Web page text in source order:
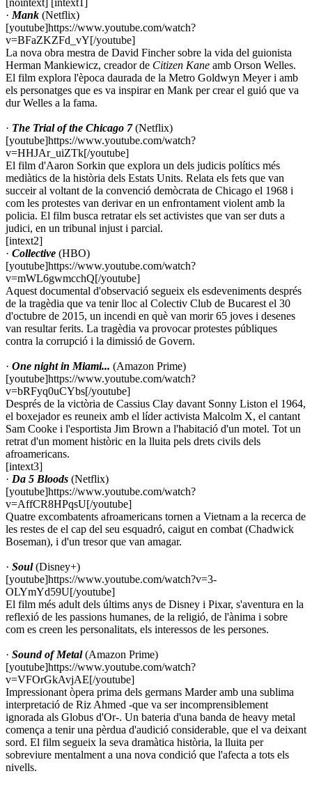
· Mank (Netflix)
[youtube]https://www.youtube.com/watch?
v=BFaZKZFd_vY[/youtube]
La nova obra mestra de David Fincher sobre la vida del guionista
Herman Mankiewicz, creador de Citizen Kane amb Orson Welles.
El film explora l'època daurada de la Metro Goldwyn Meyer i amb
els personatges que es va inspirar en Mank per crear el guió que va
dur Welles a la fama.
· The Trial of the Chicago 7(Netflix)
[youtube]https://www.youtube.com/watch?
v=HHJAr_uiZTk[/youtube]
El film d'Aaron Sorkin que explora un dels judicis polítics més
mediàtics de la història dels Estats Units. Relata els fets que van
succeir al voltant de la convenció demòcrata de Chicago el 1968 i
com les protestes van derivar en un enfrontament violent amb la
policia. El film busca retratar els set activistes que van ser duts a
judici, en un tribunal injust i parcial.
[intext2]
· Collective (HBO)
[youtube]https://www.youtube.com/watch?
v=mWL6gwmcchQ[/youtube]
Aquest documental d'observació segueix els esdeveniments després
de la tragèdia que va tenir lloc al Colectiv Club de Bucarest el 30
d'octubre de 2015, un incendi en què van morir 65 joves i desenes
van resultar ferits. La tragèdia va provocar protestes públiques
contra la corrupció i la dimissió de Govern.
· One night in Miami... (Amazon Prime)
[youtube]https://www.youtube.com/watch?
v=bRFyq0uCYbs[/youtube]
Després de la victòria de Cassius Clay davant Sonny Liston el 1964,
el boxejador es reuneix amb el líder activista Malcolm X, el cantant
Sam Cooke i l'esportista Jim Brown a l'habitació d'un motel. Tot un
retrat d'un moment històric en la lluita pels drets civils dels
afroamericans.
[intext3]
· Da 5 Bloods (Netflix)
[youtube]https://www.youtube.com/watch?
v=AffCR8HPqsU[/youtube]
Quatre excombatents afroamericans tornen a Vietnam a la recerca de
les restes de el cap del seu esquadró, caigut en combat (Chadwick
Boseman), i d'un tresor que van amagar.
· Soul(Disney+)
[youtube]https://www.youtube.com/watch?v=3-
OLYmYd59U[/youtube]
El film més adult dels últims anys de Disney i Pixar, s'aventura en la
reflexió de les passions humanes, de la religió, de l'ànima i sobre
com es creen les personalitats, els interessos de les persones.
· Sound of Metal(Amazon Prime)
[youtube]https://www.youtube.com/watch?
v=VFOrGkAvjAE[/youtube]
Impressionant òpera prima dels germans Marder amb una sublima
interpretació de Riz Ahmed -que va ser incomprensiblement
ignorada als Globus d'Or-. Un bateria d'una banda de heavy metal
comença a tenir una pèrdua d'audició considerable, que el va deixant
sord. El film segueix la seva dramàtica història, la lluita per
sobreviure mentalment a una nova condició que l'afecta a tots els
nivells.